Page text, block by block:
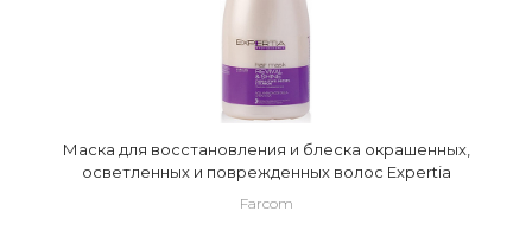
Маска для восстановления и блеска окрашенных,
осветленных и поврежденных волос Expertia
Farcom